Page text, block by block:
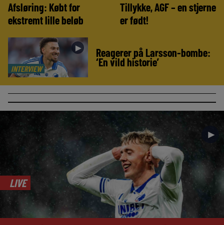
Afsløring: Købt for
ekstremt lille beløb
Tillykke, AGF – en stjerne
er født!
INTERVIEW
► Reagerer på Larsson-bombe:
‘En vild historie’
►
LIVE